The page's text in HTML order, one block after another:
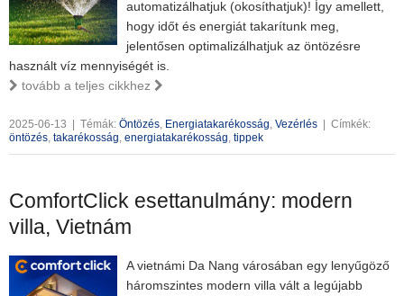
automatizálhatjuk (okosíthatjuk)! Így amellett,
hogy időt és energiát takarítunk meg,
jelentősen optimalizálhatjuk az öntözésre
használt víz mennyiségét is.
tovább a teljes cikkhez
2025-06-13 Témák: Öntözés, Energiatakarékosság, Vezérlés
Címkék:
öntözés, takarékosság, energiatakarékosság, tippek
ComfortClick esettanulmány: modern
villa, Vietnám
A vietnámi Da Nang városában egy lenyűgöző
háromszintes modern villa vált a legújabb